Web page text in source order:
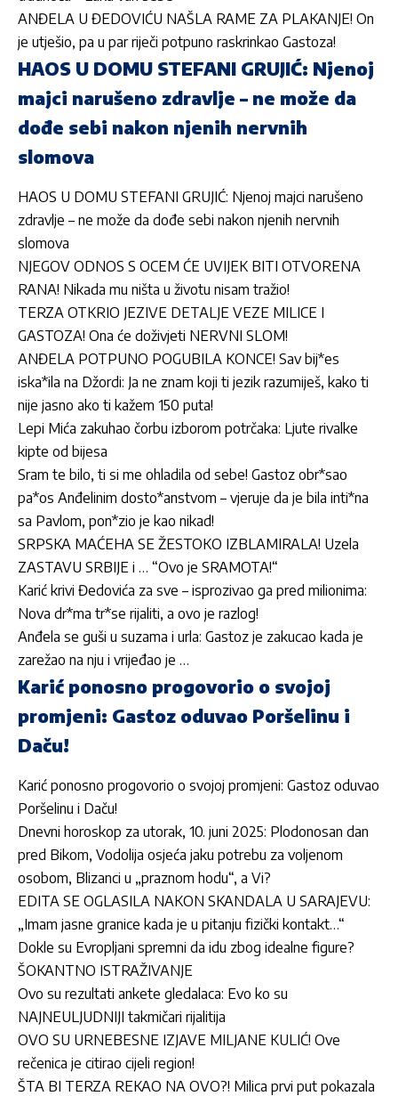
ANĐELA U ĐEDOVIĆU NAŠLA RAME ZA PLAKANJE! On
je utješio, pa u par riječi potpuno raskrinkao Gastoza!
HAOS U DOMU STEFANI GRUJIĆ: Njenoj
majci narušeno zdravlje – ne može da
dođe sebi nakon njenih nervnih
slomova
HAOS U DOMU STEFANI GRUJIĆ: Njenoj majci narušeno
zdravlje – ne može da dođe sebi nakon njenih nervnih
slomova
NJEGOV ODNOS S OCEM ĆE UVIJEK BITI OTVORENA
RANA! Nikada mu ništa u životu nisam tražio!
TERZA OTKRIO JEZIVE DETALJE VEZE MILICE I
GASTOZA! Ona će doživjeti NERVNI SLOM!
ANĐELA POTPUNO POGUBILA KONCE! Sav bij*es
iska*ila na Džordi: Ja ne znam koji ti jezik razumiješ, kako ti
nije jasno ako ti kažem 150 puta!
Lepi Mića zakuhao čorbu izborom potrčaka: Ljute rivalke
kipte od bijesa
Sram te bilo, ti si me ohladila od sebe! Gastoz obr*sao
pa*os Anđelinim dosto*anstvom – vjeruje da je bila inti*na
sa Pavlom, pon*zio je kao nikad!
SRPSKA MAĆEHA SE ŽESTOKO IZBLAMIRALA! Uzela
ZASTAVU SRBIJE i … “Ovo je SRAMOTA!“
Karić krivi Đedovića za sve – isprozivao ga pred milionima:
Nova dr*ma tr*se rijaliti, a ovo je razlog!
Anđela se guši u suzama i urla: Gastoz je zakucao kada je
zarežao na nju i vrijeđao je …
Karić ponosno progovorio o svojoj
promjeni: Gastoz oduvao Poršelinu i
Daču!
Karić ponosno progovorio o svojoj promjeni: Gastoz oduvao
Poršelinu i Daču!
Dnevni horoskop za utorak, 10. juni 2025: Plodonosan dan
pred Bikom, Vodolija osjeća jaku potrebu za voljenom
osobom, Blizanci u „praznom hodu“, a Vi?
EDITA SE OGLASILA NAKON SKANDALA U SARAJEVU:
„Imam jasne granice kada je u pitanju fizički kontakt…“
Dokle su Evropljani spremni da idu zbog idealne figure?
ŠOKANTNO ISTRAŽIVANJE
Ovo su rezultati ankete gledalaca: Evo ko su
NAJNEULJUDNIJI takmičari rijalitija
OVO SU URNEBESNE IZJAVE MILJANE KULIĆ! Ove
rečenica je citirao cijeli region!
ŠTA BI TERZA REKAO NA OVO?! Milica prvi put pokazala